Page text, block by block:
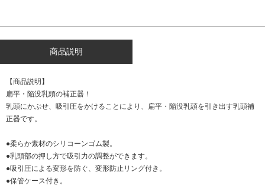
商品説明
【商品説明】
扁平・陥没乳頭の補正器！
乳頭にかぶせ、吸引圧をかけることにより、扁平・陥没乳頭を引き出す乳頭補
正器です。
●柔らか素材のシリコーンゴム製。
●乳頭部の押し方で吸引力の調整ができます。
●吸引圧による変形を防ぐ、変形防止リング付き。
●保管ケース付き。